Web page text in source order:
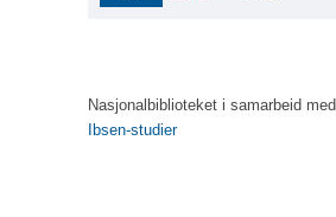
Nasjonalbiblioteket i samarbeid med
Ibsen-studier